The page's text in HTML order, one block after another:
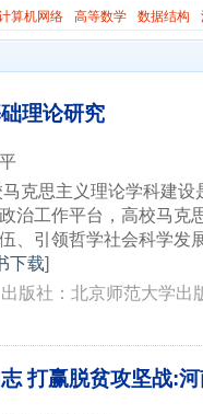
算机网络 高等数学 数据结构
理论研究
克思主义理论学科建设
治工作平台，高校马克
、引领哲学社会科学发
下载]
版社：北京师范大学
打赢脱贫攻坚战: